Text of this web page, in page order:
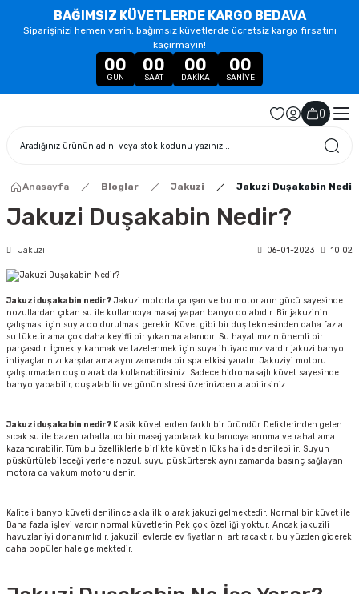
BAĞIMSIZ KÜVETLERDE KARGO BEDAVA
Siparişinizi hemen verin, bağımsız küvetlerde ücretsiz kargo fırsatını
kaçırmayın!
00
GÜN
00
SAAT
00
DAKIKA
00
SANIYE
()
Anasayfa Bloglar Jakuzi Jakuzi Duşakabin
Jakuzi Duşakabin Nedir?
Jakuzi 06-01-2023 10:02
Jakuzi duşakabin nedir? Jakuzi motorla çalışan ve bu motorların gücü sayesinde
nozullardan çıkan su ile kullanıcıya masaj yapan banyo dolabıdır. Bir jakuzinin
çalışması için suyla doldurulması gerekir. Küvet gibi bir duş teknesinden daha fazla
su tüketir ama çok daha keyifli bir yıkanma alanıdır. Su hayatımızın önemli bir
parçasıdır. İçmek yıkanmak ve tazelenmek için suya ihtiyacımız vardır jakuzi banyo
ihtiyaçlarınızı karşılar ama aynı zamanda bir spa etkisi yaratır. Jakuziyi motoru
çalıştırmadan duş olarak da kullanabilirsiniz. Sadece hidromasajlı küvet sayesinde
banyo yapabilir, duş alabilir ve günün stresi üzerinizden atabilirsiniz.
Jakuzi duşakabin nedir? Klasik küvetlerden farklı bir üründür. Deliklerinden gelen
sıcak su ile bazen rahatlatıcı bir masaj yapılarak kullanıcıya arınma ve rahatlama
kazandırabilir. Tüm bu özelliklerle birlikte küvetin lüks hali de denilebilir. Suyun
püskürtülebileceği yerlere nozul, suyu püskürterek aynı zamanda basınç sağlayan
motora da vakum motoru denir.
Kaliteli banyo küveti denilince akla ilk olarak jakuzi gelmektedir. Normal bir küvet ile
Daha fazla işlevi vardır normal küvetlerin Pek çok özelliği yoktur. Ancak jakuzili
havuzlar iyi donanımlıdır. jakuzili evlerde ev fiyatlarını artıracaktır, bu yüzden giderek
daha popüler hale gelmektedir.